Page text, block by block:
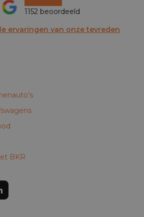
1152 beoordeeld
ervaringen van onze tevreden
BKR